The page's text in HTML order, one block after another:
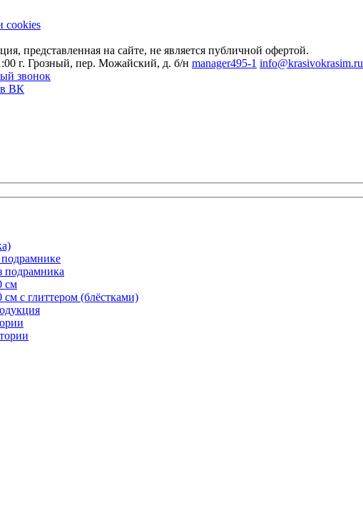
cookies
представленная на сайте, не является публичной офертой.
г. Грозный, пер. Можайский, д. б/н manager495-1 info@krasivokrasim.ru
звонок
в ВК
подрамника
см
с глиттером (блёстками)